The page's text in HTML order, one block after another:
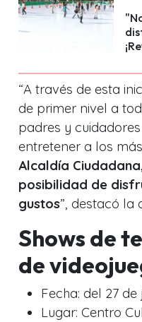
“A través de esta
de primer nivel a
padres y
entretener a los
Alcaldía
posibilidad de
gustos”, destacó la
Shows de
de
Fecha: del 27
Lugar: Centro